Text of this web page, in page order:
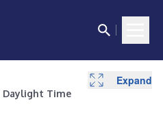
Daylight Time
Expand
Expand
Expand